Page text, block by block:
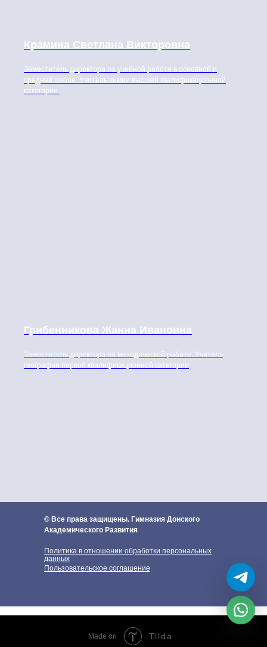
Крамина Светлана Викторовна
Заместитель директора по учебной работе в основной и
средней школе. Учитель химии высшей квалификационной
категории.
Грибенникова Жанна Ивановна
Заместитель директора по методической работе. Учитель
географии первой квалификационной категории
© Все права защищены. Гимназия Донского
Академического Развития
Пользовательское соглашение
Политика в отношении обработки персональных
данных
Made on Tilda